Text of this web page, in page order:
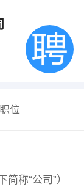
位
称“公司”）